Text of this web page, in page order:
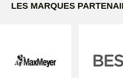
LES MARQUES